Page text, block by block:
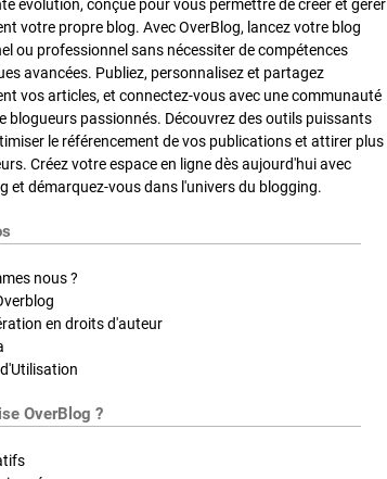
évolution, conçue pour vous permettre de créer et gérer
votre propre blog. Avec OverBlog, lancez votre blog
ou professionnel sans nécessiter de compétences
avancées. Publiez, personnalisez et partagez
vos articles, et connectez-vous avec une communauté
blogueurs passionnés. Découvrez des outils puissants
le référencement de vos publications et attirer plus
Créez votre espace en ligne dès aujourd'hui avec
et démarquez-vous dans l'univers du blogging.
nous ?
en droits d'auteur
OverBlog ?